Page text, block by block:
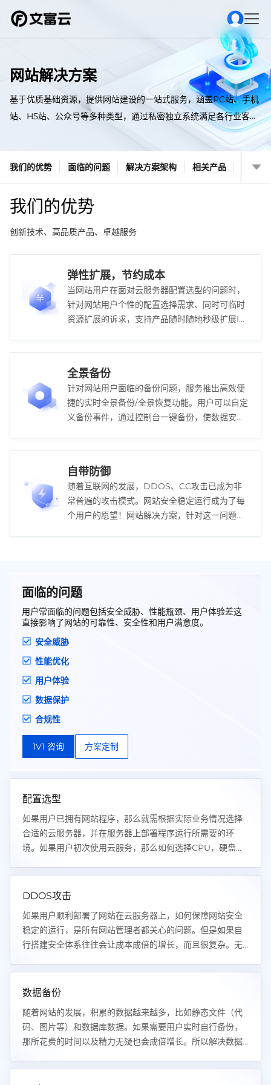
网站解决方案
基于优质基础资源，提供网站建设的一站式服务，涵盖PC站、手机
站、H5站、公众号等多种类型，通过私密独立系统满足各行业客户
我们的优势 面临的问题 解决方案架构 相关产品
我们的优势
创新技术、高品质产品、卓越服务
弹性扩展，节约成本
当网站用户在面对云服务器配置选型的问题时，
针对网站用户个性的配置选择需求、同时可临时
资源扩展的诉求，支持产品随时随地秒级扩展IT
全景备份
针对网站用户面临的备份问题，服务推出高效便
捷的实时全景备份/全景恢复功能。用户可以自定
义备份事件，通过控制台一键备份，使数据安全
自带防御
随着互联网的发展，DDOS、CC攻击已成为非
常普遍的攻击模式。网站安全稳定运行成为了每
个用户的愿望！网站解决方案，针对这一问题，
面临的问题
用户常面临的问题包括安全威胁、性能瓶颈、用户体验差这
直接影响了网站的可靠性、安全性和用户满意度。
安全威胁
性能优化
用户体验
数据保护
合规性
1V1 咨询 方案定制
配置选型
如果用户已拥有网站程序，那么就需根据实际业务情况选择
合适的云服务器，并在服务器上部署程序运行所需要的环
境。如果用户初次使用云服务，那么如何选择CPU，硬盘，
DDOS攻击
如果用户顺利部署了网站在云服务器上，如何保障网站安全
稳定的运行，是所有网站管理者都关心的问题。但是如果自
行搭建安全体系往往会让成本成倍的增长，而且很复杂。无
数据备份
随着网站的发展，积累的数据越来越多，比如静态文件（代
码、图片等）和数据库数据。如果需要用户实时自行备份，
那所花费的时间以及精力无疑也会成倍增长。所以解决数据